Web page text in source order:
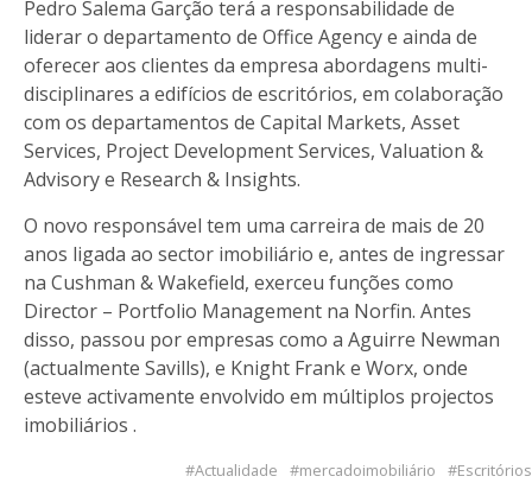
Pedro Salema Garção terá a responsabilidade de
liderar o departamento de Office Agency e ainda de
oferecer aos clientes da empresa abordagens multi-
disciplinares a edifícios de escritórios, em colaboração
com os departamentos de Capital Markets, Asset
Services, Project Development Services, Valuation &
Advisory e Research & Insights.
O novo responsável tem uma carreira de mais de 20
anos ligada ao sector imobiliário e, antes de ingressar
na Cushman & Wakefield, exerceu funções como
Director – Portfolio Management na Norfin. Antes
disso, passou por empresas como a Aguirre Newman
(actualmente Savills), e Knight Frank e Worx, onde
esteve activamente envolvido em múltiplos projectos
imobiliários .
Actualidade mercadoimobiliário Escritórios